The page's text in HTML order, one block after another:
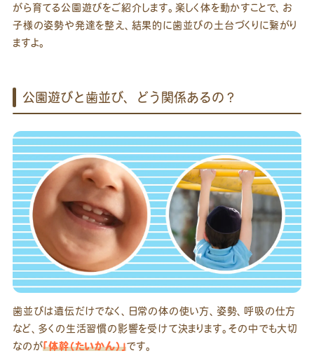
がら育てる公園遊びをご紹介します。楽しく体を動かすことで、お
子様の姿勢や発達を整え、結果的に歯並びの土台づくりに繋がり
ますよ。
公園遊びと歯並び、どう関係あるの？
歯並びは遺伝だけでなく、日常の体の使い方、姿勢、呼吸の仕方
など、多くの生活習慣の影響を受けて決まります。その中でも大切
なのが「体幹（たいかん）」です。